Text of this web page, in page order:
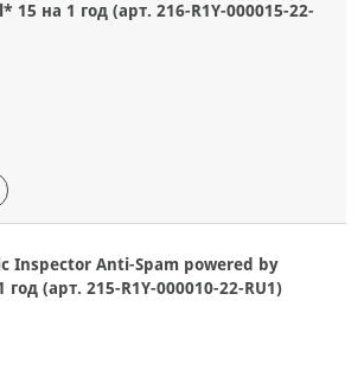
15 на 1 год (арт. 216-R1Y-000015-22-
Inspector Anti-Spam powered by
год (арт. 215-R1Y-000010-22-RU1)